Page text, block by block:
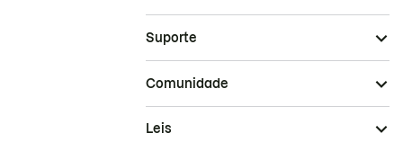
Suporte
Comunidade
Leis